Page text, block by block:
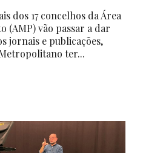
dos 17 concelhos da Área
(AMP) vão passar a dar
jornais e publicações,
ter...